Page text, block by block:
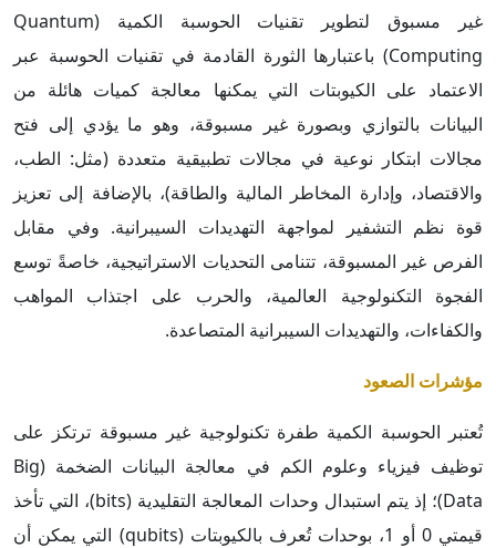
غير مسبوق لتطوير تقنيات الحوسبة الكمية (Quantum
Computing) باعتبارها الثورة القادمة في تقنيات الحوسبة عبر
الاعتماد على الكيوبتات التي يمكنها معالجة كميات هائلة من
البيانات بالتوازي وبصورة غير مسبوقة، وهو ما يؤدي إلى فتح
مجالات ابتكار نوعية في مجالات تطبيقية متعددة (مثل: الطب،
والاقتصاد، وإدارة المخاطر المالية والطاقة)، بالإضافة إلى تعزيز
قوة نظم التشفير لمواجهة التهديدات السيبرانية. وفي مقابل
الفرص غير المسبوقة، تتنامى التحديات الاستراتيجية، خاصةً توسع
الفجوة التكنولوجية العالمية، والحرب على اجتذاب المواهب
والكفاءات، والتهديدات السيبرانية المتصاعدة.
مؤشرات الصعود
تُعتبر الحوسبة الكمية طفرة تكنولوجية غير مسبوقة ترتكز على
توظيف فيزياء وعلوم الكم في معالجة البيانات الضخمة (Big
Data)؛ إذ يتم استبدال وحدات المعالجة التقليدية (bits)، التي تأخذ
قيمتي 0 أو 1، بوحدات تُعرف بالكيوبتات (qubits) التي يمكن أن